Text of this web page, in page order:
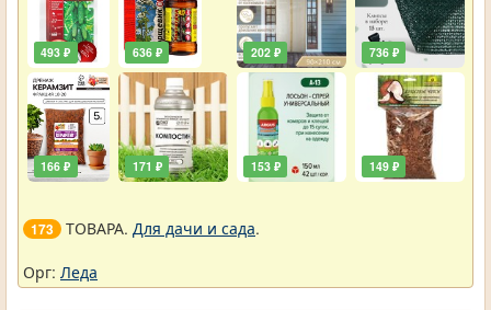
493 ₽
166 ₽
636 ₽
171 ₽
202 ₽
153 ₽
736 ₽
149 ₽
173 ТОВАРА. Для дачи и сада.
Орг: Леда